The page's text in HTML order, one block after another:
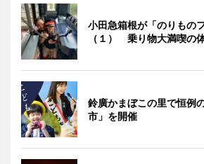
小田急箱根が「のりもの
（１） 乗り物大満喫の
鈴廣かまぼこの里で恒例
市」を開催